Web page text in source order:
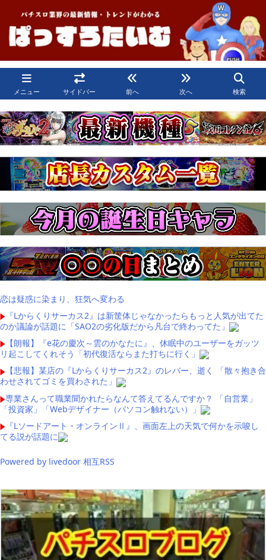
メニュー サイドバー 前へ 次へ 検索
恋は疑惑に染まり、狂気へ変わる
『Lからくりサーカス2』は新筐体じゃなかったらもっと人気が出てた
のか議論が話題に「SAO2の劣化版だから凡台で終わってた」
【朗報】『e花の慶次～雲のかなたに』、休眠中のユーザーをガッツ
リ起こしてくれそう「初代復活ならまた打ちに行く」
【悲報】某店の『Lからくりサーカス2』のレバー、逝く 「散々抱き合
わせされてゴミを買わされた」
専業さんって職業聞かれたらなんて答えてるんですか？ 「自営業」
「投資家」「Webデザイナー（パソコン触れない）」
『Lソードアート・オンラインⅡ』、画面左上の天気で何かを示唆し
てる説が話題に
Powered by livedoor 相互RSS